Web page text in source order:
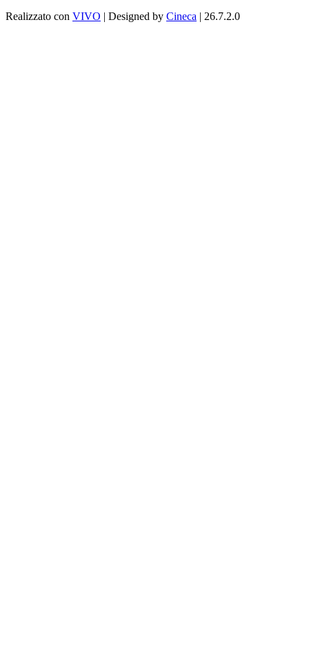
Realizzato con VIVO | Designed by Cineca | 26.7.2.0